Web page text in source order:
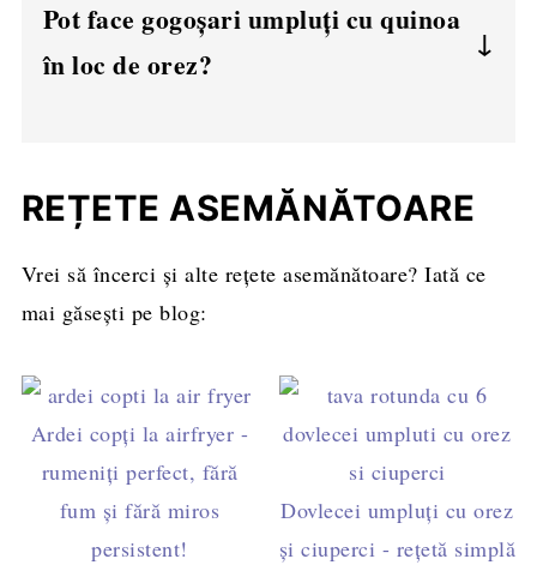
înainte împreună cu legumele.
Pot face gogoșari umpluți cu quinoa
în loc de orez?
REȚETE ASEMĂNĂTOARE
Vrei să încerci și alte rețete asemănătoare? Iată ce
mai găsești pe blog:
Ardei copți la airfryer -
rumeniți perfect, fără
fum și fără miros
persistent!
Dovlecei umpluţi cu orez
și ciuperci - rețetă simplă